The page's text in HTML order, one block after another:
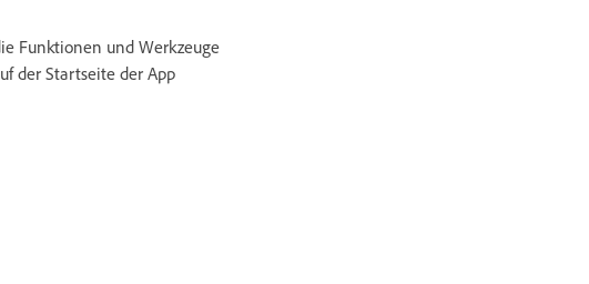
Funktionen und Werkzeuge
der Startseite der App